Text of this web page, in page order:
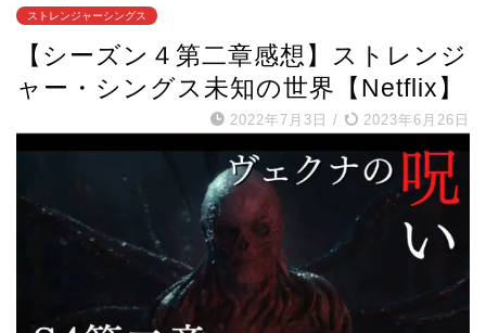
ストレンジャーシングス
【シーズン４第二章感想】ストレンジ
ャー・シングス未知の世界【Netflix】
2022年7月3日 / 2023年6月26日